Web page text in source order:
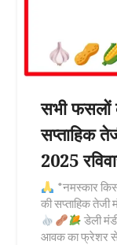
सभी फसलों
सप्ताहिक
2025
*नमस्कार
की सप्ताहिक तेजी
डेली
आवक का फ्रेशर से